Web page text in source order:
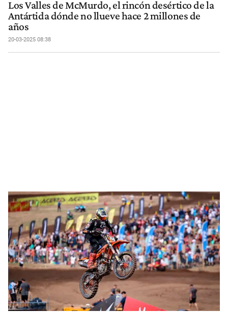
Los Valles de McMurdo, el rincón desértico de la
Antártida dónde no llueve hace 2 millones de
años
20-03-2025 08:38